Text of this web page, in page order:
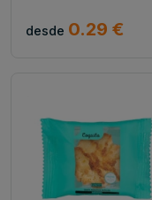
desde 0.29 €